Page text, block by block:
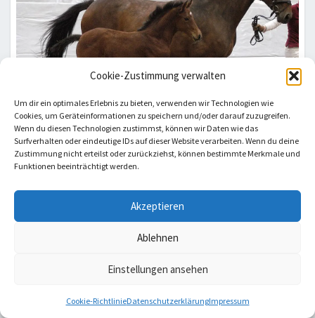
Cookie-Zustimmung verwalten
Um dir ein optimales Erlebnis zu bieten, verwenden wir Technologien wie
Cookies, um Geräteinformationen zu speichern und/oder darauf zuzugreifen.
Wenn du diesen Technologien zustimmst, können wir Daten wie das
Surfverhalten oder eindeutige IDs auf dieser Website verarbeiten. Wenn du deine
Zustimmung nicht erteilst oder zurückziehst, können bestimmte Merkmale und
Funktionen beeinträchtigt werden.
Akzeptieren
Ablehnen
Einstellungen ansehen
Cookie-RichtlinieDatenschutzerklärungImpressum
STUTFOHLEN
BORITAS
CARPACCIO
SONNE – STUTFOHLEN VON
BORITAS / CARPACCIO
Vivien Andresen|